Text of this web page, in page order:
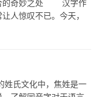
的奇妙之处 汉字作
人惊叹不已。今天，
氏文化中，焦姓是一